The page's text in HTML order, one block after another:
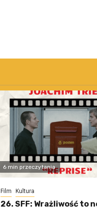
6 min przeczytania
Film Kultura
26. SFF: Wrażliwość to